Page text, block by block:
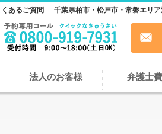
くあるご質問 千葉県柏市・松戸市・常磐エリ
法人のお客様 弁護士